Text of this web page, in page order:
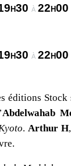
à 22h00
à 22h00
éditions
Abdelwahab
. Arthur H